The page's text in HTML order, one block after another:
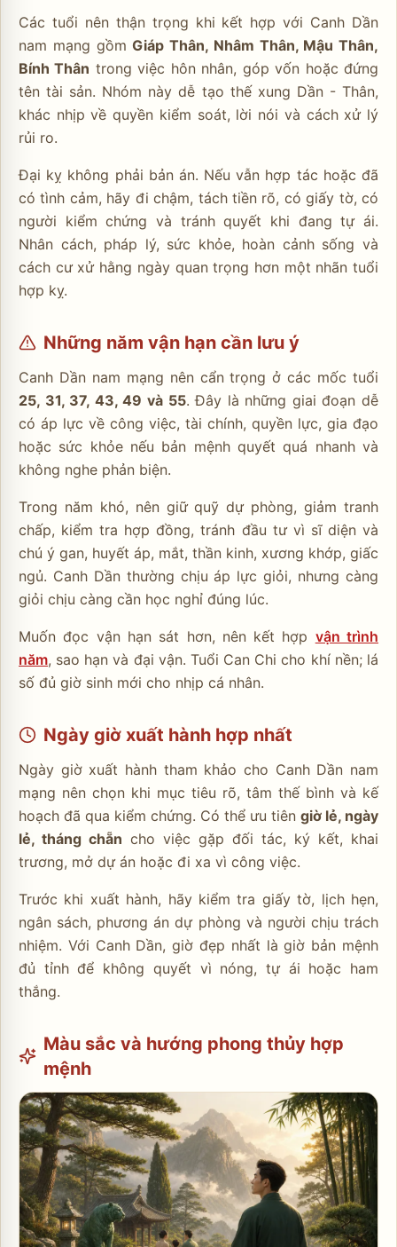
Các tuổi nên thận trọng khi kết hợp với Canh Dần
nam mạng gồmGiáp Thân, Nhâm Thân, Mậu Thân,
Bính Thân trong việc hôn nhân, góp vốn hoặc đứng
tên tài sản. Nhóm này dễ tạo thế xung Dần - Thân,
khác nhịp về quyền kiểm soát, lời nói và cách xử lý
rủi ro.
Đại kỵ không phải bản án. Nếu vẫn hợp tác hoặc đã
có tình cảm, hãy đi chậm, tách tiền rõ, có giấy tờ, có
người kiểm chứng và tránh quyết khi đang tự ái.
Nhân cách, pháp lý, sức khỏe, hoàn cảnh sống và
cách cư xử hằng ngày quan trọng hơn một nhãn tuổi
hợp kỵ.
Những năm vận hạn cần lưu ý
Canh Dần nam mạng nên cẩn trọng ở các mốc tuổi
25, 31, 37, 43, 49 và 55. Đây là những giai đoạn dễ
có áp lực về công việc, tài chính, quyền lực, gia đạo
hoặc sức khỏe nếu bản mệnh quyết quá nhanh và
không nghe phản biện.
Trong năm khó, nên giữ quỹ dự phòng, giảm tranh
chấp, kiểm tra hợp đồng, tránh đầu tư vì sĩ diện và
chú ý gan, huyết áp, mắt, thần kinh, xương khớp, giấc
ngủ. Canh Dần thường chịu áp lực giỏi, nhưng càng
giỏi chịu càng cần học nghỉ đúng lúc.
Muốn đọc vận hạn sát hơn, nên kết hợp vận trình
năm, sao hạn và đại vận. Tuổi Can Chi cho khí nền; lá
số đủ giờ sinh mới cho nhịp cá nhân.
Ngày giờ xuất hành hợp nhất
Ngày giờ xuất hành tham khảo cho Canh Dần nam
mạng nên chọn khi mục tiêu rõ, tâm thế bình và kế
hoạch đã qua kiểm chứng. Có thể ưu tiên giờ lẻ, ngày
lẻ, tháng chẵn cho việc gặp đối tác, ký kết, khai
trương, mở dự án hoặc đi xa vì công việc.
Trước khi xuất hành, hãy kiểm tra giấy tờ, lịch hẹn,
ngân sách, phương án dự phòng và người chịu trách
nhiệm. Với Canh Dần, giờ đẹp nhất là giờ bản mệnh
đủ tỉnh để không quyết vì nóng, tự ái hoặc ham
thắng.
Màu sắc và hướng phong thủy hợp
mệnh